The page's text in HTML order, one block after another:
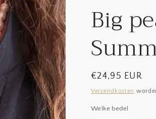
r
e
g
i
o
Big
Normale
prijs
€24,95 EUR
Verzendkosten
Welke bedel